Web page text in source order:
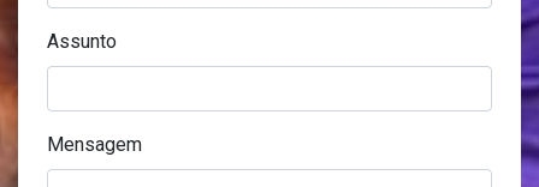
Assunto
Mensagem